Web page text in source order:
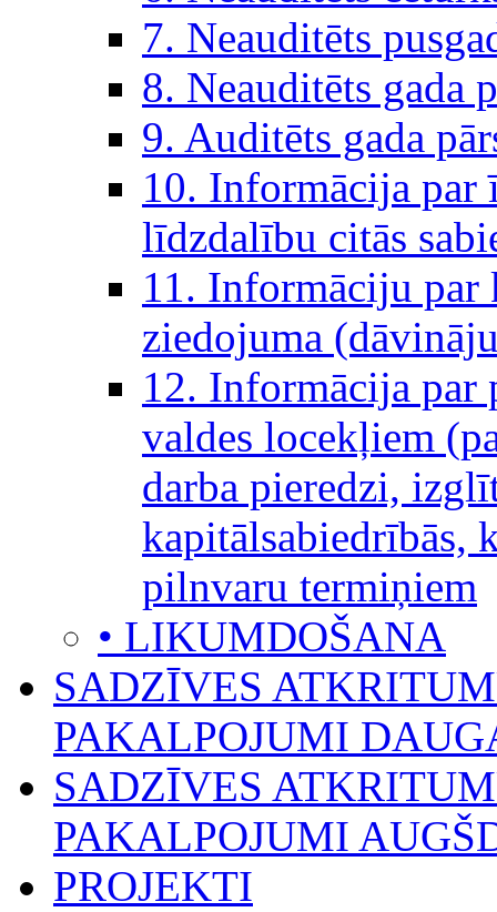
7. Neauditēts
8. Neauditēts gada
9. Auditēts gada
10. Informācija par
līdzdalību citās
11. Informāciju par
ziedojuma
12. Informācija par
valdes locekļiem
darba pieredzi,
kapitālsabiedrībās,
pilnvaru termiņiem
• LIKUMDOŠANA
SADZĪVES
PAKALPOJUMI
SADZĪVES
PAKALPOJUMI
PROJEKTI